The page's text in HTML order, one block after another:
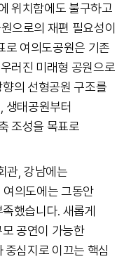
위치함에도 불구하고
으로의 재편 필요성이
여의도공원은 기존
러진 미래형 공원으로
의 선형공원 구조를
생태공원부터
조성을 목표로
관, 강남에는
의도에는 그동안
했습니다. 새롭게
공연이 가능한
중심지로 이끄는 핵심